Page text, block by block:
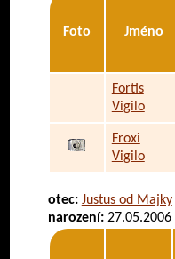
Foto Jméno
Fortis
Vigilo
Froxi
Vigilo
otec: Justus od Majky
narození: 27.05.2006